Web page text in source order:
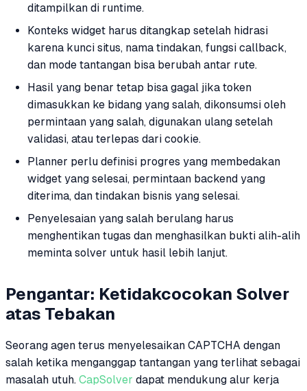
ditampilkan di runtime.
Konteks widget harus ditangkap setelah hidrasi
karena kunci situs, nama tindakan, fungsi callback,
dan mode tantangan bisa berubah antar rute.
Hasil yang benar tetap bisa gagal jika token
dimasukkan ke bidang yang salah, dikonsumsi oleh
permintaan yang salah, digunakan ulang setelah
validasi, atau terlepas dari cookie.
Planner perlu definisi progres yang membedakan
widget yang selesai, permintaan backend yang
diterima, dan tindakan bisnis yang selesai.
Penyelesaian yang salah berulang harus
menghentikan tugas dan menghasilkan bukti alih-alih
meminta solver untuk hasil lebih lanjut.
Pengantar: Ketidakcocokan Solver
atas Tebakan
Seorang agen terus menyelesaikan CAPTCHA dengan
salah ketika menganggap tantangan yang terlihat sebagai
masalah utuh. CapSolver dapat mendukung alur kerja